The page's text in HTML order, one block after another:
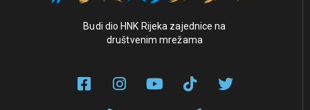
Budi dio HNK Rijeka zajednice na
društvenim mrežama